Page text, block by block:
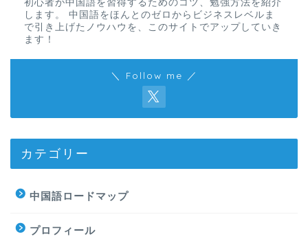
初心者が中国語を習得するためのコツ、勉強方法を紹介
します。 中国語をほんとのゼロからビジネスレベルま
で引き上げたノウハウを、このサイトでアップしていき
ます！
＼ Follow me ／
カテゴリー
中国語ロードマップ
プロフィール